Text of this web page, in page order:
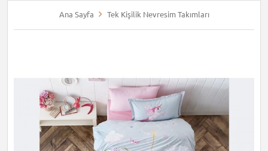
Ana Sayfa Tek Kişilik Nevresim Takımları